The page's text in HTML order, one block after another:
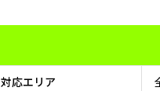
対応エリア